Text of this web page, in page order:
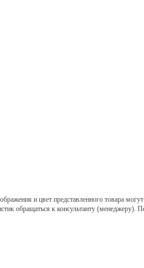
и цвет представленного товара могут
обращаться к консультанту (менеджеру).